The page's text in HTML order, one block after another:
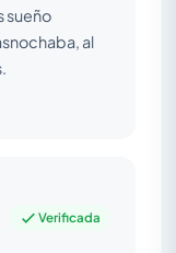
sueño
al
Verificada